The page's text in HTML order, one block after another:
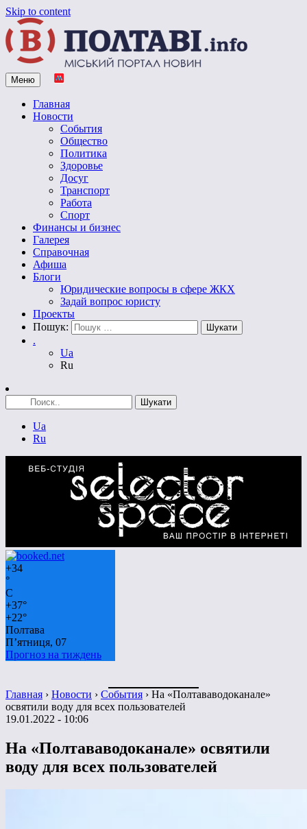
Skip to content
Vpoltave.info
Полтавский портал новостей
Меню
Главная
Новости
События
Общество
Политика
Здоровье
Досуг
Транспорт
Работа
Спорт
Финансы и бизнес
Галерея
Справочная
Афиша
Блоги
Юридические вопросы в сфере ЖКХ
Задай вопрос юристу
Проекты
Пошук:
.
Ua
Ru
Ua
Ru
+34
°
C
+37°
+22°
Полтава
П’ятниця, 07
Прогноз на тиждень
Главная › Новости › События › На «Полтававодоканале»
освятили воду для всех пользователей
19.01.2022 - 10:06
На «Полтававодоканале» освятили
воду для всех пользователей